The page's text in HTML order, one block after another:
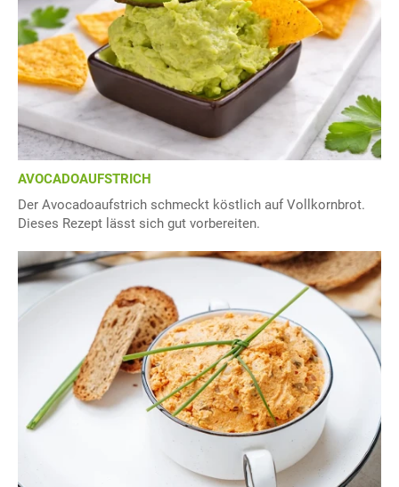
AVOCADOAUFSTRICH
Der Avocadoaufstrich schmeckt köstlich auf Vollkornbrot.
Dieses Rezept lässt sich gut vorbereiten.